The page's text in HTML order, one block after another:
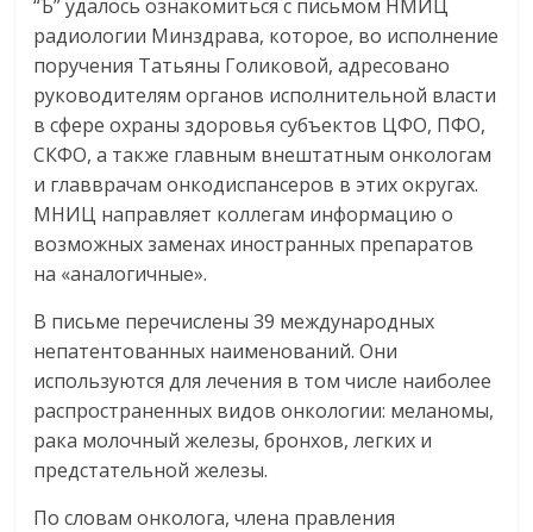
“Ъ” удалось ознакомиться с письмом НМИЦ
радиологии Минздрава, которое, во исполнение
поручения Татьяны Голиковой, адресовано
руководителям органов исполнительной власти
в сфере охраны здоровья субъектов ЦФО, ПФО,
СКФО, а также главным внештатным онкологам
и главврачам онкодиспансеров в этих округах.
МНИЦ направляет коллегам информацию о
возможных заменах иностранных препаратов
на «аналогичные».
В письме перечислены 39 международных
непатентованных наименований. Они
используются для лечения в том числе наиболее
распространенных видов онкологии: меланомы,
рака молочный железы, бронхов, легких и
предстательной железы.
По словам онколога, члена правления